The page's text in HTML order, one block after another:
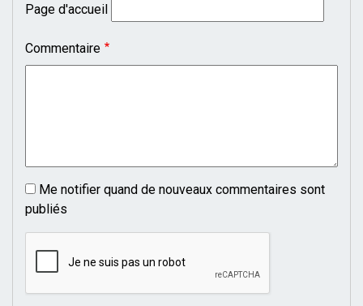
Page d'accueil
Commentaire
Me notifier quand de nouveaux commentaires sont
publiés